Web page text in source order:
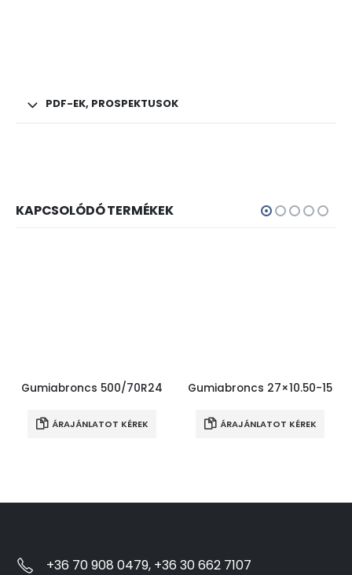
PDF-EK, PROSPEKTUSOK
KAPCSOLÓDÓ TERMÉKEK
Gumiabroncs 500/70R24
ÁRAJÁNLATOT KÉREK
Gumiabroncs 27×10.50-15
ÁRAJÁNLATOT KÉREK
+36 70 908 0479, +36 30 662 7107